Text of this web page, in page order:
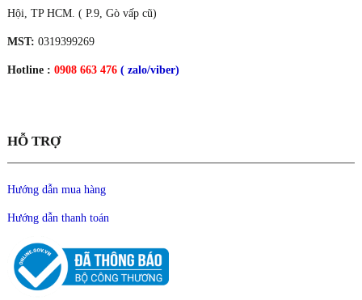
Hội, TP HCM. ( P.9, Gò vấp cũ)
MST: 0319399269
Hotline : 0908 663 476 ( zalo/viber)
HỖ TRỢ
Hướng dẫn mua hàng
Hướng dẫn thanh toán